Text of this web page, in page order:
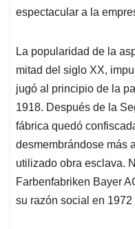
espectacular a la
La popularidad de la
mitad del siglo XX,
jugó al principio de la
1918. Después de la
fábrica quedó
desmembrándose más
utilizado obra esclava.
Farbenfabriken Bayer
su razón social en